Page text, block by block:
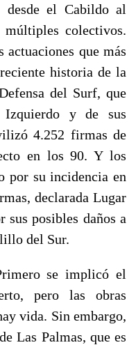
desde el Cabildo al
colectivos.
actuaciones que más
historia de la
del Surf, que
y de sus
4.252 firmas de
en los 90. Y los
por su incidencia en
declarada Lugar
posibles daños a
del Sur.
se implicó el
pero las obras
vida. Sin embargo,
Las Palmas, que es